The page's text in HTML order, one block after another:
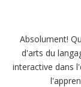
Absolument!
d'arts du
interactive dans